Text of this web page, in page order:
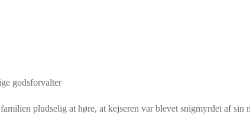
godsforvalter
pludselig at høre, at kejseren var blevet snigmyrdet af